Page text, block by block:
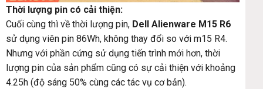
Thời lượng pin có cải thiện:
Cuối cùng thì về thời lượng pin, Dell Alienware M15 R6
sử dụng viên pin 86Wh, không thay đổi so với m15 R4.
Nhưng với phần cứng sử dụng tiến trình mới hơn, thời
lượng pin của sản phẩm cũng có sự cải thiện với khoảng
4.25h (độ sáng 50% cùng các tác vụ cơ bản).